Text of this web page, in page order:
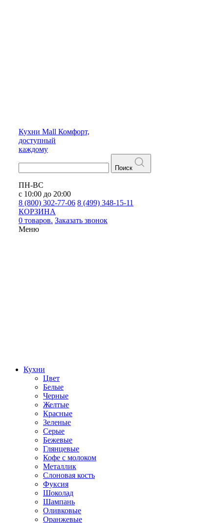
Кухни Mall Комфорт,
доступный
каждому
Поиск
ПН-ВС
с 10:00 до 20:00
8 (800) 302-77-06 8 (499) 348-15-11
КОРЗИНА
0 товаров. Заказать звонок
Меню
Кухни
Цвет
Белые
Черные
Желтые
Красные
Зеленые
Серые
Бежевые
Глянцевые
Кофе с молоком
Металлик
Слоновая кость
Фуксия
Шоколад
Шампань
Оливковые
Оранжевые